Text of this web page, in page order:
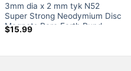
3mm dia x 2 mm tyk N52
Super Strong Neodymium Disc
Magnets Rare Earth Rund
Craft Magnet (100 Pakke)
$15.99